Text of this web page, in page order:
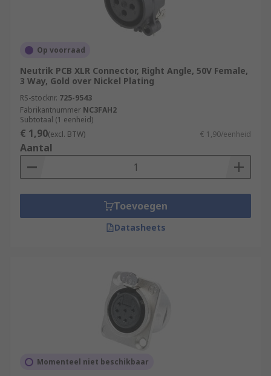
Op voorraad
Neutrik PCB XLR Connector, Right Angle, 50V Female,
3 Way, Gold over Nickel Plating
RS-stocknr. 725-9543
Fabrikantnummer NC3FAH2
Subtotaal (1 eenheid)
€ 1,90(excl. BTW) € 1,90/eenheid
Aantal
Toevoegen
Datasheets
Momenteel niet beschikbaar